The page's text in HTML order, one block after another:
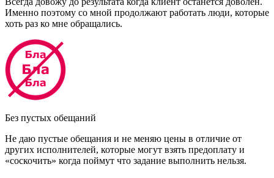
Именно поэтому со мной продолжают работать люди, которые
хоть раз ко мне обращались.
Без пустых обещаний
Не даю пустые обещания и не меняю цены в отличие от
других исполнителей, которые могут взять предоплату и
«соскочить» когда поймут что задание выполнить нельзя.